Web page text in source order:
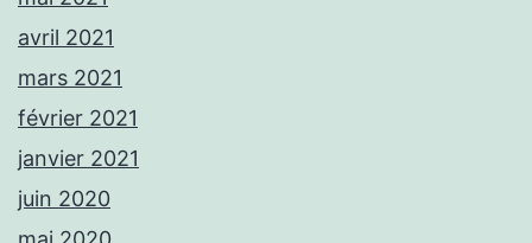
avril 2021
mars 2021
février 2021
janvier 2021
juin 2020